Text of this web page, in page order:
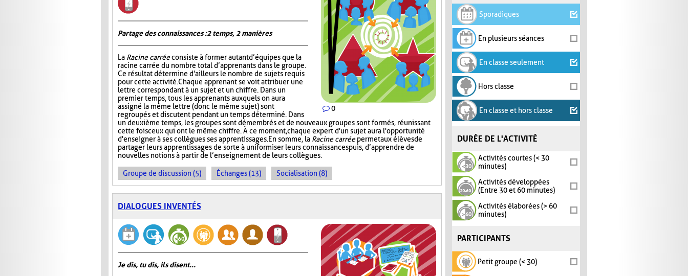
Sporadiques
En plusieurs séances
En classe seulement
Hors classe
En classe et hors classe
DURÉE DE L'ACTIVITÉ
Activités courtes (< 30
minutes)
Activités développées
(Entre 30 et 60 minutes)
Activités élaborées (> 60
minutes)
PARTICIPANTS
Petit groupe (< 30)
0
Partage des connaissances : 2 temps, 2 manières
La Racine carréeconsiste à former autant d’équipes que la
racine carrée du nombre total d’apprenants dans le groupe.
Ce résultat détermine d'ailleurs le nombre de sujets requis
pour cette activité. Chaque apprenant se voit attribuer une
lettre correspondant à un sujet et un chiffre. Dans un
premier temps, tous les apprenants auxquels on aura
assigné la même lettre (donc le même sujet) sont
regroupés et discutent pendant un temps déterminé. Dans
un deuxième temps, les groupes sont démembrés et de nouveaux groupes sont formés, réunissant
cette fois ceux qui ont le même chiffre. À ce moment, chaque expert d'un sujet aura l'opportunité
d'enseigner à ses collègues ses apprentissages. En somme, la Racine carréepermet aux élèves de
partager leurs apprentissages de sorte à uniformiser leurs connaissances puis, d’apprendre de
nouvelles notions à partir de l’enseignement de leurs collègues.
Groupe de discussion (5) Échanges (13) Socialisation (8)
DIALOGUES INVENTÉS
Je dis, tu dis, ils disent...